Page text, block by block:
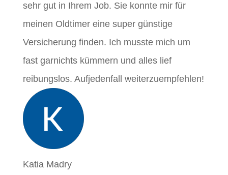
sehr gut in Ihrem Job. Sie konnte mir für
meinen Oldtimer eine super günstige
Versicherung finden. Ich musste mich um
fast garnichts kümmern und alles lief
reibungslos. Aufjedenfall weiterzuempfehlen!
Katia Madry